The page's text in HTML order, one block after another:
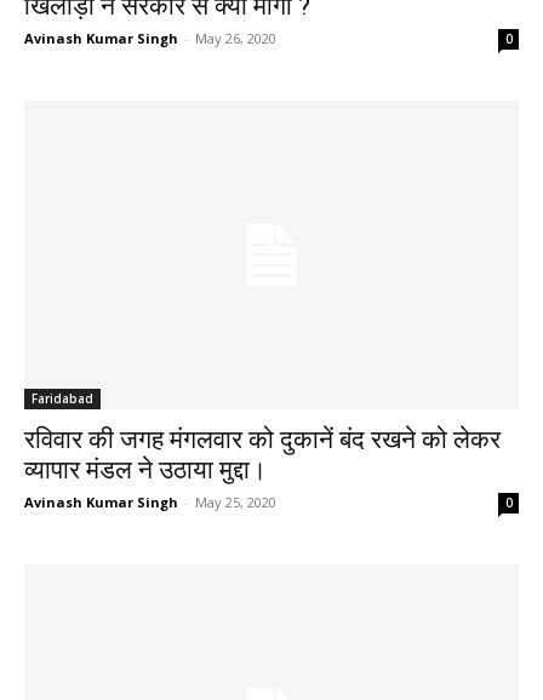
Avinash Kumar Singh - May 26, 2020 0
Faridabad
रविवार की जगह मंगलवार को दुकानें बंद रखने को लेकर
व्यापार मंडल ने उठाया मुद्दा।
Avinash Kumar Singh - May 25, 2020 0